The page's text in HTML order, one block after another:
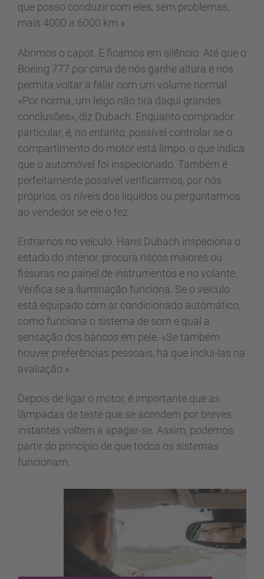
que posso conduzir com eles, sem problemas,
mais 4000 a 6000 km.»
Abrimos o capot. E ficamos em silêncio. Até que o
Boeing 777 por cima de nós ganhe altura e nos
permita voltar a falar com um volume normal.
«Por norma, um leigo não tira daqui grandes
conclusões», diz Dubach. Enquanto comprador
particular, é, no entanto, possível controlar se o
compartimento do motor está limpo, o que indica
que o automóvel foi inspecionado. Também é
perfeitamente possível verificarmos, por nós
próprios, os níveis dos líquidos ou perguntarmos
ao vendedor se ele o fez.
Entramos no veículo. Hans Dubach inspeciona o
estado do interior, procura riscos maiores ou
fissuras no painel de instrumentos e no volante.
Verifica se a iluminação funciona. Se o veículo
está equipado com ar condicionado automático,
como funciona o sistema de som e qual a
sensação dos bancos em pele. «Se também
houver preferências pessoais, há que incluí-las na
avaliação.»
Depois de ligar o motor, é importante que as
lâmpadas de teste que se acendem por breves
instantes voltem a apagar-se. Assim, podemos
partir do princípio de que todos os sistemas
funcionam.